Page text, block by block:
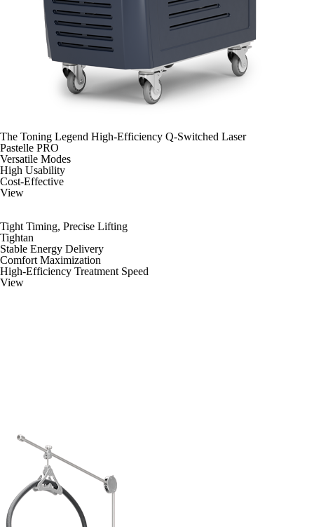
The Toning Legend High-Efficiency Q-Switched Laser
Pastelle PRO
Versatile Modes
High Usability
Cost-Effective
View
Tight Timing, Precise Lifting
Tightan
Stable Energy Delivery
Comfort Maximization
High-Efficiency Treatment Speed
View